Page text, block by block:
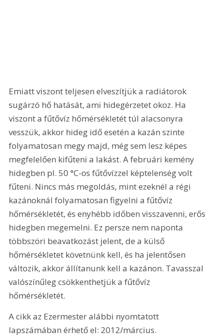
Emiatt viszont teljesen elveszítjük a radiátorok
sugárzó hő hatását, ami hidegérzetet okoz. Ha
viszont a fűtővíz hőmérsékletét túl alacsonyra
vesszük, akkor hideg idő esetén a kazán szinte
folyamatosan megy majd, még sem lesz képes
megfelelően kifűteni a lakást. A februári kemény
hidegben pl. 50 °C-os fűtővízzel képtelenség volt
fűteni. Nincs más megoldás, mint ezeknél a régi
kazánoknál folyamatosan figyelni a fűtővíz
hőmérsékletét, és enyhébb időben visszavenni, erős
hidegben megemelni. Ez persze nem naponta
többszöri beavatkozást jelent, de a külső
hőmérsékletet követnünk kell, és ha jelentősen
változik, akkor állítanunk kell a kazánon. Tavasszal
valószínűleg csökkenthetjük a fűtővíz
hőmérsékletét.
A cikk az Ezermester alábbi nyomtatott
lapszámában érhető el: 2012/március.